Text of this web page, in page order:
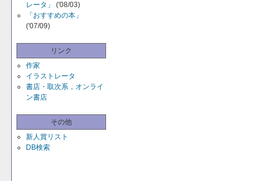
レータ」
('08/03)
「おすすめの本」
('07/09)
リンク
作家
イラストレータ
書店・取次系，オンライ
ン書店
その他
新人賞リスト
DB検索